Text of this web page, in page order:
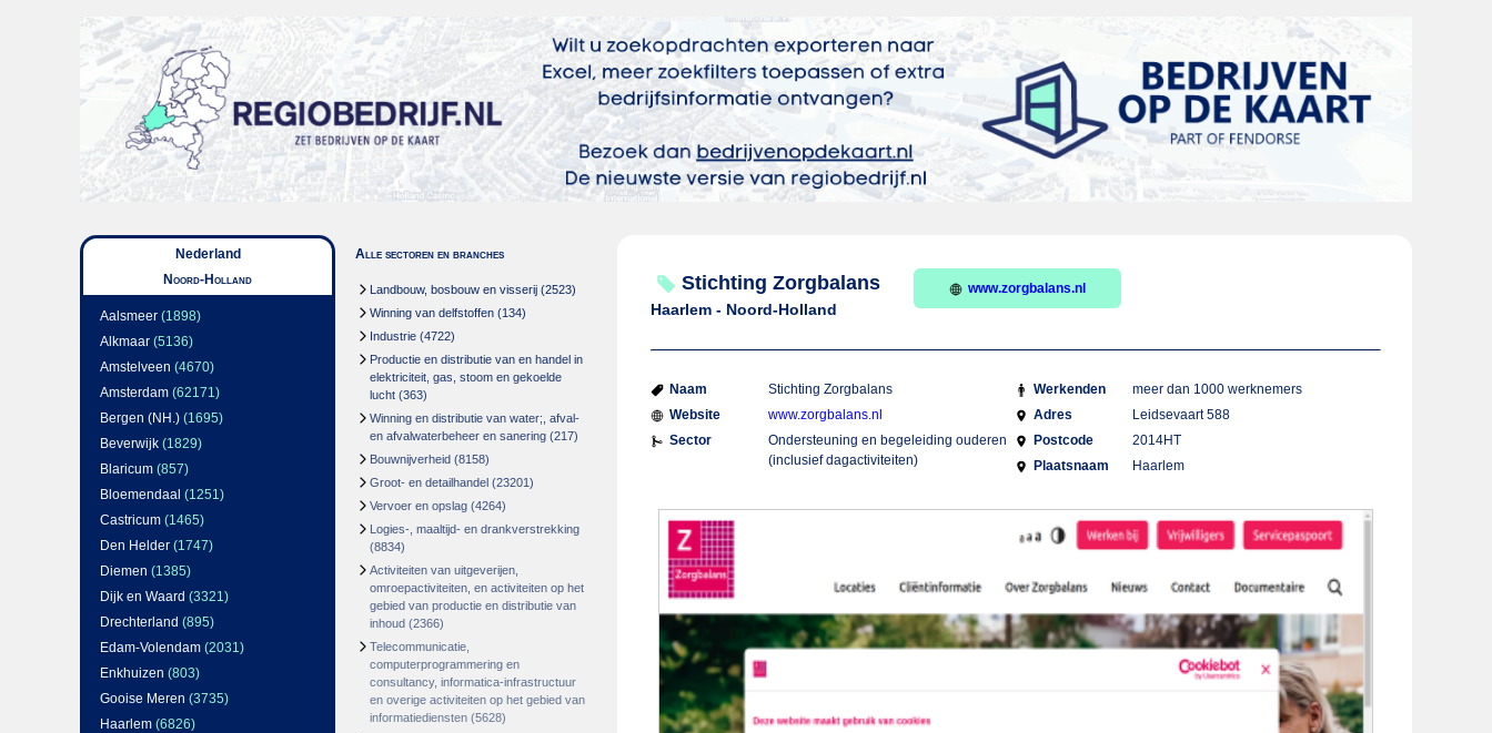
Nederland
Noord-Holland
Aalsmeer (1898)
Alkmaar (5136)
Amstelveen (4670)
Amsterdam (62171)
Bergen (NH.) (1695)
Beverwijk (1829)
Blaricum (857)
Bloemendaal (1251)
Castricum (1465)
Den Helder (1747)
Diemen (1385)
Dijk en Waard (3321)
Drechterland (895)
Edam-Volendam (2031)
Enkhuizen (803)
Gooise Meren (3735)
Haarlem (6826)
Alle sectoren en branches
Landbouw, bosbouw en visserij (2523)
Winning van delfstoffen (134)
Industrie (4722)
Productie en distributie van en handel in
elektriciteit, gas, stoom en gekoelde
lucht (363)
Winning en distributie van water;, afval-
en afvalwaterbeheer en sanering (217)
Bouwnijverheid (8158)
Groot- en detailhandel (23201)
Vervoer en opslag (4264)
Logies-, maaltijd- en drankverstrekking
(8834)
Activiteiten van uitgeverijen,
omroepactiviteiten, en activiteiten op het
gebied van productie en distributie van
inhoud (2366)
Telecommunicatie,
computerprogrammering en
consultancy, informatica-infrastructuur
en overige activiteiten op het gebied van
informatiediensten (5628)
Stichting Zorgbalans
Haarlem - Noord-Holland
www.zorgbalans.nl
Naam
Stichting Zorgbalans
Website
www.zorgbalans.nl
Sector
Ondersteuning en begeleiding ouderen
(inclusief dagactiviteiten)
Werkenden
meer dan 1000 werknemers
Adres
Leidsevaart 588
Postcode
2014HT
Plaatsnaam
Haarlem